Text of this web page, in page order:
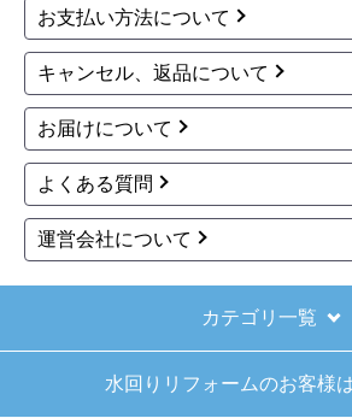
できました。また機会があれば是
思います。
きょりけ
2025年11月9日 07:54
欲しい商品をスムーズに注文できまし
はい
ショップからの連絡や対応は適切でし
予定の期日までに商品が届きましたか？
はい
お支払い方法について
キャンセル、返品について
お届けについて
よくある質問
運営会社について
カテゴリ一覧
水回りリフォームのお客様